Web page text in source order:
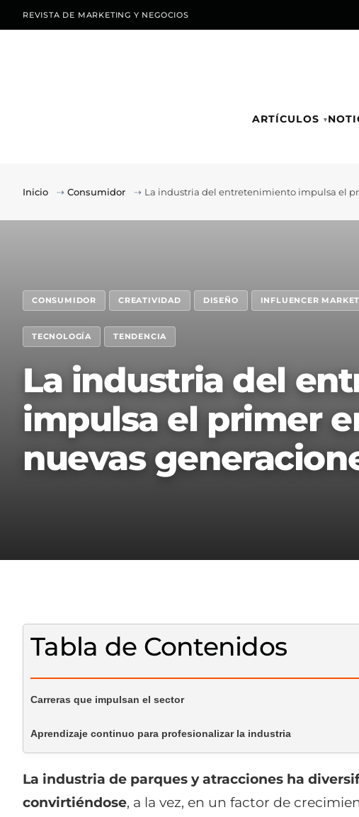
REVISTA DE MARKETING Y NEGOCIOS
ARTÍCULOS
Inicio ⇢ Consumidor ⇢ La industria del entretenimiento impulsa el
CONSUMIDOR CREATIVIDAD DISEÑO INFLUENCER
TECNOLOGÍA TENDENCIA
La industria del
impulsa el primer
nuevas
Tabla de Contenidos
Carreras que impulsan el sector
Aprendizaje continuo para profesionalizar la industria
La industria de parques y atracciones ha
convirtiéndose, a la vez, en un factor de